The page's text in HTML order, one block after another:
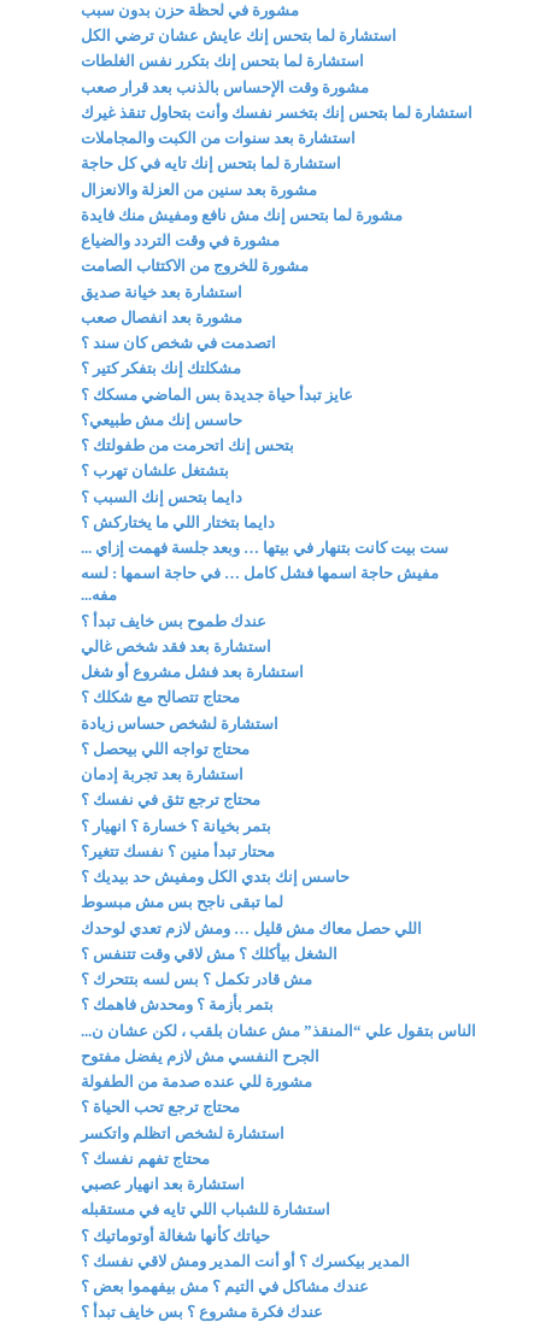
مشورة في لحظة حزن بدون سبب
استشارة لما بتحس إنك عايش عشان ترضي الكل
استشارة لما بتحس إنك بتكرر نفس الغلطات
مشورة وقت الإحساس بالذنب بعد قرار صعب
استشارة لما بتحس إنك بتخسر نفسك وأنت بتحاول تنقذ غيرك
استشارة بعد سنوات من الكبت والمجاملات
استشارة لما بتحس إنك تايه في كل حاجة
مشورة بعد سنين من العزلة والانعزال
مشورة لما بتحس إنك مش نافع ومفيش منك فايدة
مشورة في وقت التردد والضياع
مشورة للخروج من الاكتئاب الصامت
استشارة بعد خيانة صديق
مشورة بعد انفصال صعب
اتصدمت في شخص كان سند ؟
مشكلتك إنك بتفكر كتير ؟
عايز تبدأ حياة جديدة بس الماضي مسكك ؟
حاسس إنك مش طبيعي؟
بتحس إنك اتحرمت من طفولتك ؟
بتشتغل علشان تهرب ؟
دايما بتحس إنك السبب ؟
دايما بتختار اللي ما يختاركش ؟
ست بيت كانت بتنهار في بيتها … وبعد جلسة فهمت إزاي ...
مفيش حاجة اسمها فشل كامل … في حاجة اسمها : لسه
مفه...
عندك طموح بس خايف تبدأ ؟
استشارة بعد فقد شخص غالي
استشارة بعد فشل مشروع أو شغل
محتاج تتصالح مع شكلك ؟
استشارة لشخص حساس زيادة
محتاج تواجه اللي بيحصل ؟
استشارة بعد تجربة إدمان
محتاج ترجع تثق في نفسك ؟
بتمر بخيانة ؟ خسارة ؟ انهيار ؟
محتار تبدأ منين ؟ نفسك تتغير؟
حاسس إنك بتدي الكل ومفيش حد بيديك ؟
لما تبقى ناجح بس مش مبسوط
اللي حصل معاك مش قليل … ومش لازم تعدي لوحدك
الشغل بيأكلك ؟ مش لاقي وقت تتنفس ؟
مش قادر تكمل ؟ بس لسه بتتحرك ؟
بتمر بأزمة ؟ ومحدش فاهمك ؟
الناس بتقول علي “المنقذ” مش عشان بلقب ، لكن عشان ن...
الجرح النفسي مش لازم يفضل مفتوح
مشورة للي عنده صدمة من الطفولة
محتاج ترجع تحب الحياة ؟
استشارة لشخص اتظلم واتكسر
محتاج تفهم نفسك ؟
استشارة بعد انهيار عصبي
استشارة للشباب اللي تايه في مستقبله
حياتك كأنها شغالة أوتوماتيك ؟
المدير بيكسرك ؟ أو أنت المدير ومش لاقي نفسك ؟
عندك مشاكل في التيم ؟ مش بيفهموا بعض ؟
عندك فكرة مشروع ؟ بس خايف تبدأ ؟